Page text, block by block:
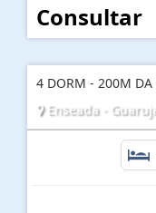
Consultar
4 DORM - 200M DA
Enseada -